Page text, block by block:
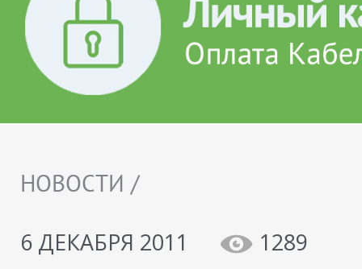
НОВОСТИ /
6 ДЕКАБРЯ 2011
1289